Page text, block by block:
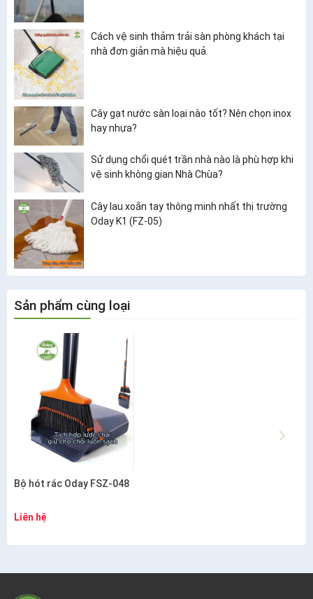
Cách vệ sinh thảm trải sàn phòng khách tại
nhà đơn giản mà hiệu quả
Cây gạt nước sàn loại nào tốt? Nên chọn inox
hay nhựa?
Sử dụng chổi quét trần nhà nào là phù hợp khi
vệ sinh không gian Nhà Chùa?
Cây lau xoắn tay thông minh nhất thị trường
Oday K1 (FZ-05)
Sản phẩm cùng loại
Bộ hót rác Oday FSZ-048
Liên hệ